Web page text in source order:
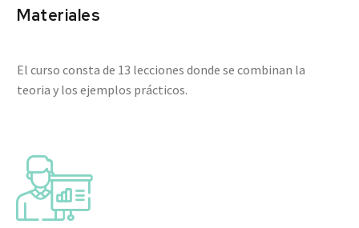
Materiales
El curso consta de 13 lecciones donde se combinan la
teoria y los ejemplos prácticos.

